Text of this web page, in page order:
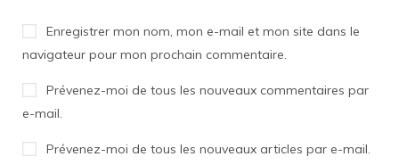
Enregistrer mon nom, mon e-mail et mon site dans le
navigateur pour mon prochain commentaire.
Prévenez-moi de tous les nouveaux commentaires par
e-mail.
Prévenez-moi de tous les nouveaux articles par e-mail.